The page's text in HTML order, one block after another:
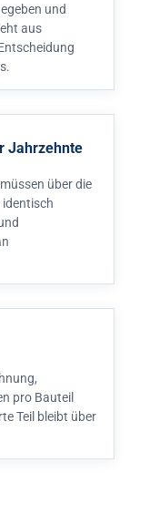
und
aus
Jahrzehnte
über die
pro Bauteil
Teil bleibt über